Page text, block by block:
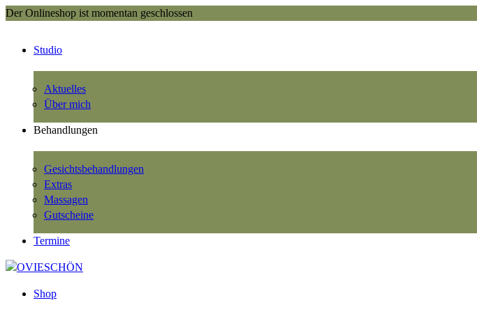
Der Onlineshop ist momentan geschlossen
Studio
Aktuelles
Über mich
Behandlungen
Gesichtsbehandlungen
Extras
Massagen
Gutscheine
Termine
Shop